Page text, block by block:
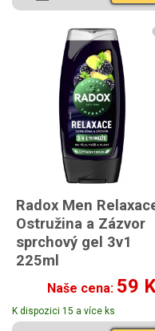
Radox Men
Ostružina a Zázvor
sprchový gel 3v1
225ml
Naše cena: 59
K dispozici 15 a více ks